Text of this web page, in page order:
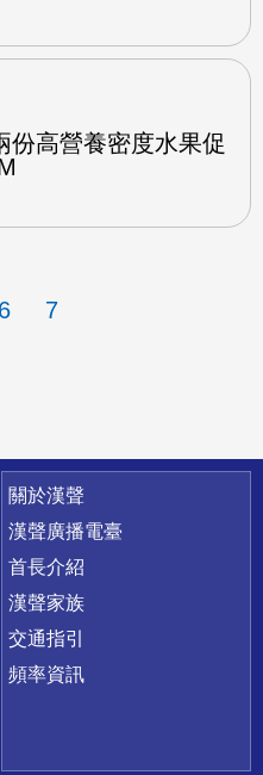
份高營養密度水果促
6 7
關於漢聲
漢聲廣播電臺
首長介紹
漢聲家族
交通指引
頻率資訊